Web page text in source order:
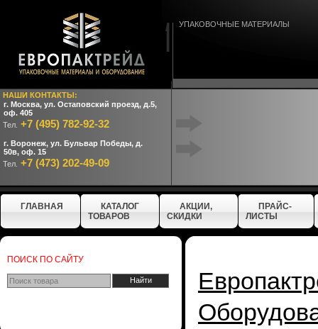
НАШИ КОНТАКТЫ:
г. Москва, ул. Остаповский проезд, д.5,
оф. 405
Тел. +7 (495) 782-92-32
г. Воронеж, ул. Бульвар Победы, д.
50в, оф. 15
Тел. +7 (473) 202-49-09
УПАКОВОЧНЫЕ МАТЕРИАЛЫ
ГЛАВНАЯ
КАТАЛОГ
ТОВАРОВ
АКЦИИ,
СКИДКИ
ПРАЙС-
ЛИСТЫ
ПОИСК ПО САЙТУ